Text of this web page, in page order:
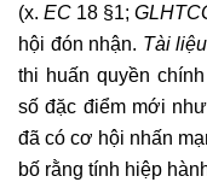
(x. EC 18 §1;
hội đón nhận. Tài liệu
thi huấn quyền
số đặc điểm mới
đã có cơ hội nhấn
bố rằng tính hiệp